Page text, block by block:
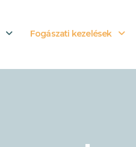
Fogászati kezelések